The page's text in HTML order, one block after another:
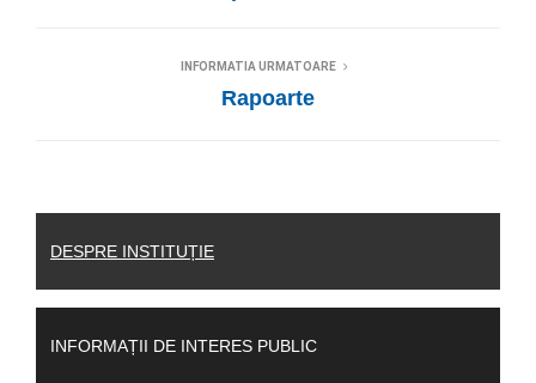
INFORMATIA URMATOARE
Rapoarte
DESPRE INSTITUȚIE
INFORMAȚII DE INTERES PUBLIC